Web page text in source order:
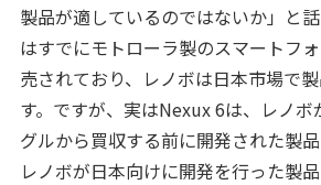
製品が適しているのではないか」と
はすでにモトローラ製のスマートフ
売されており、レノボは日本市場で
す。ですが、実はNexux 6は、レノボ
グルから買収する前に開発された製品
レノボが日本向けに開発を行った製